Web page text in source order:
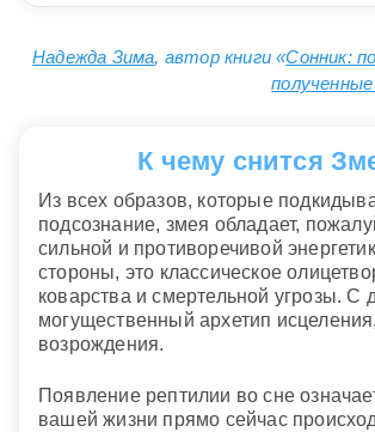
Надежда Зима, автор книги «Сонник:
К чему снится
Из всех образов, которые
подсознание, змея обладает,
сильной и противоречивой
стороны, это классическое
коварства и смертельной угрозы. С
могущественный архетип
возрождения.
Появление рептилии во сне
вашей жизни прямо сейчас